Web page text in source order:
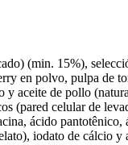
(min. 15%),
en polvo, pulpa de
aceite de pollo
(pared celular de
ácido pantotênico,
iodato de cálcio